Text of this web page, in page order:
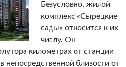
Безусловно, жилой
комплекс «Сырецкие
сады» относится к их
числу. Он
километрах от станции
непосредственной близости от